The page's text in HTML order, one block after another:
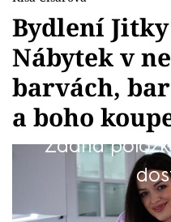
Témata
Bydlení
Zahrada
Bydlení
Nábytek v
barvách,
a boho
Žádná
Není to tak dlouho,
partnerem
zrekonstruovali